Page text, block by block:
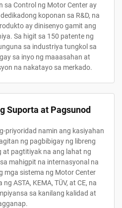
sa Control ng Motor Center ay
koponan sa R&D, na
ay dinisenyo gamit ang
Sa higit sa 150 patente ng
sa industriya tungkol sa
sa inyo ng maaasahan at
na nakatayo sa merkado.
Suporta at Pagsunod
priyoridad namin ang kasiyahan
ng pagbibigay ng libreng
at pagtitiyak na ang lahat ng
mahigpit na internasyonal na
mga sistema ng Motor Center
ASTA, KEMA, TÜV, at CE, na
sa kanilang kalidad at